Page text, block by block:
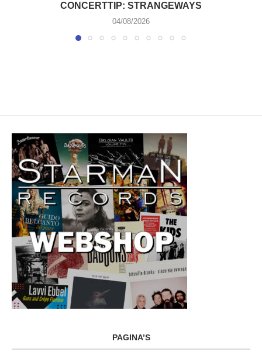
CONCERTTIP: STRANGEWAYS
04/08/2026
PAGINA’S